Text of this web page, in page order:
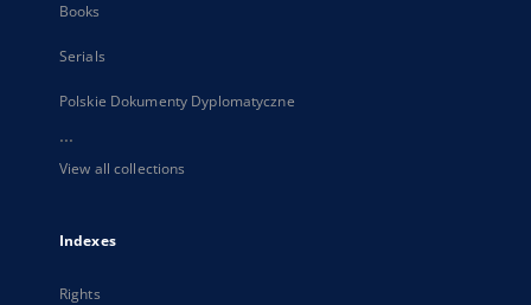
Books
Serials
Polskie Dokumenty Dyplomatyczne
...
View all collections
Indexes
Rights